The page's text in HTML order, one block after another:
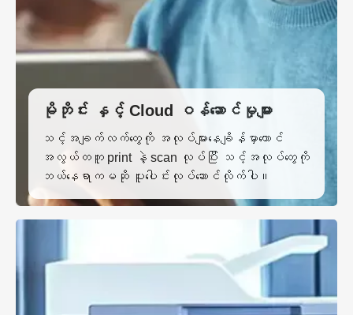
မိုဘိုင်း နှင့် Cloud ဝန်ဆောင်မှုများ
သင့်အချက်လက်တွေကို အလုပ်များနေချိန်မှာတောင်
အလွယ်တကူ print နဲ့ scan လုပ်ပြီး သင့်အလုပ်တွေကို
ဘယ်နေရာကမဆို ပူးပေါင်းလုပ်ဆောင်လိုက်ပါ။